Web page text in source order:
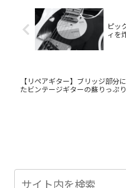
ピッ
ィを
【リペアギター】ブリッジ部分
たビンテージギターの蘇りっぷ